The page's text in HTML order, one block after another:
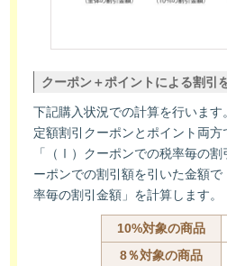
クーポン＋ポイントによる割引
下記購入状況での計算を行います
定額割引クーポンとポイント両方
「（Ⅰ）クーポンでの税率毎の
ーポンでの割引額を引いた金額
率毎の割引金額」を計算します。
10%対象の商品
8％対象の商品